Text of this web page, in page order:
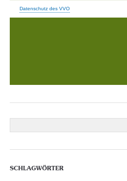
SCHLAGWÖRTER